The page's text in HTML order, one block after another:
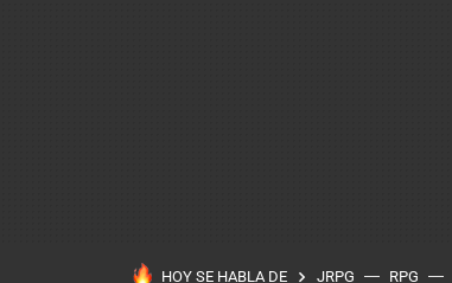
HOY SE HABLA DE JRPG RPG